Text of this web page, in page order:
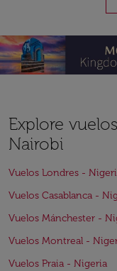
Explore
Nairobi
Vuelos Londres -
Vuelos Casablanca -
Vuelos Mánchester -
Vuelos Montreal -
Vuelos Praia - Nigeria